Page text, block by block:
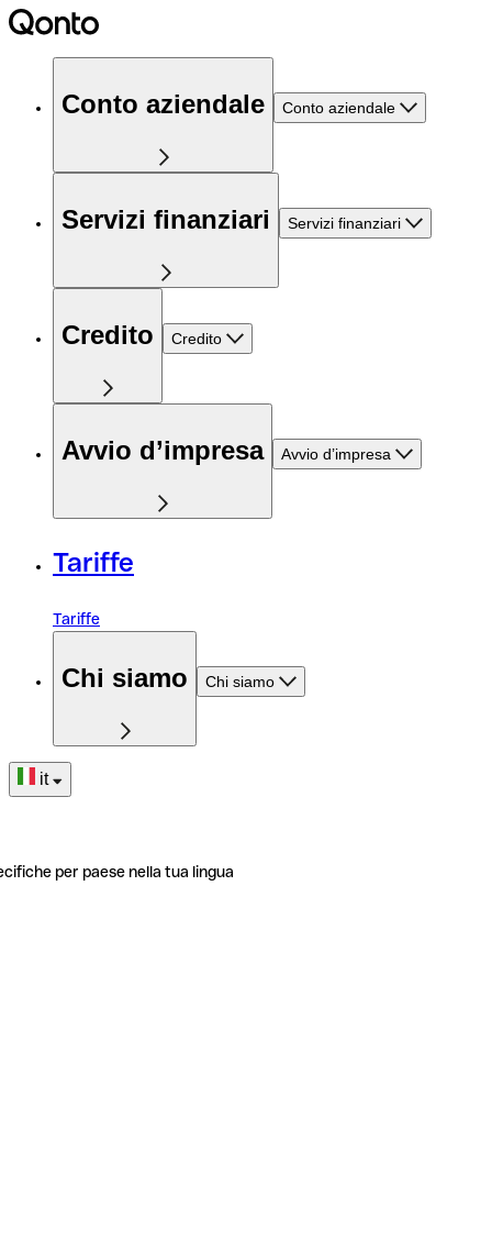
Conto aziendale Conto aziendale
Servizi finanziari Servizi finanziari
Credito Credito
Avvio d’impresa Avvio d’impresa
Tariffe
Tariffe
Chi siamo Chi siamo
it
per paese nella tua lingua